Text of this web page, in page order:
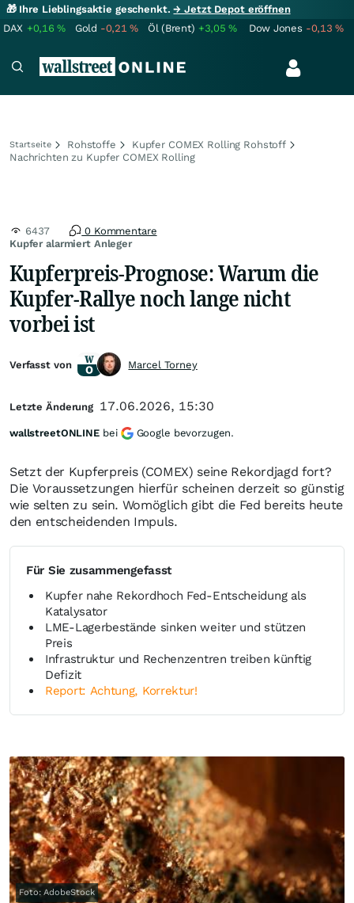
🎁 Ihre Lieblingsaktie geschenkt.→ Jetzt Depot eröffnen
DAX +0,16% Gold -0,21% Öl (Brent) +3,05% Dow Jones -0,13%
Startseite Rohstoffe
Kupfer COMEX Rolling Rohstoff
Nachrichten zu Kupfer COMEX Rolling
Kupfer alarmiert Anleger
6437 0 Kommentare
Kupferpreis-Prognose: Warum die
Kupfer-Rallye noch lange nicht
vorbei ist
Setzt der Kupferpreis (COMEX) seine Rekordjagd fort?
Die Voraussetzungen hierfür scheinen derzeit so günstig
wie selten zu sein. Womöglich gibt die Fed bereits heute
den entscheidenden Impuls.
Für Sie zusammengefasst
Kupfer nahe Rekordhoch Fed-Entscheidung als
Katalysator
LME-Lagerbestände sinken weiter und stützen
Preis
Infrastruktur und Rechenzentren treiben künftig
Defizit
Report: Achtung, Korrektur!
Foto: AdobeStock
Verfasst von Marcel Torney
Letzte Änderung 17.06.2026, 15:30
wallstreetONLINE bei Google bevorzugen.